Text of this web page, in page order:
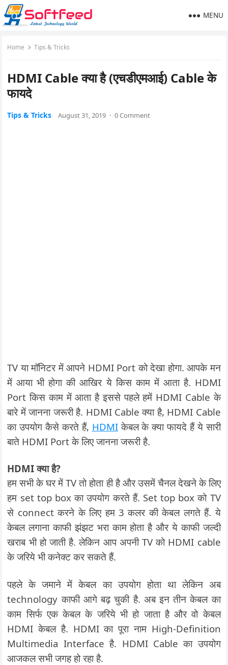
MENU
Home Tips & Tricks
HDMI Cable क्या है (एचडीएमआई) Cable के
फायदे
Tips & Tricks August 31, 2019 · 0 Comment
TV या मॉनिटर में आपने HDMI Port को देखा होगा. आपके मन
में आया भी होगा की आखिर ये किस काम में आता है. HDMI
Port किस काम में आता है इससे पहले हमें HDMI Cable के
बारे में जानना जरूरी है. HDMI Cable क्या है, HDMI Cable
का उपयोग कैसे करते हैं, HDMIकेबल के क्या फायदे हैं ये सारी
बाते HDMI Port के लिए जानना जरूरी है.
HDMI क्या है?
हम सभी के घर में TV तो होता ही है और उसमें चैनल देखने के लिए
हम set top box का उपयोग करते हैं. Set top box को TV
से connect करने के लिए हम 3 कलर की केबल लगते हैं. ये
केबल लगाना काफी झंझट भरा काम होता है और ये काफी जल्दी
खराब भी हो जाती है. लेकिन आप अपनी TV को HDMI cable
के जरिये भी कनेक्ट कर सकते हैं.
पहले के जमाने में केबल का उपयोग होता था लेकिन अब
technology काफी आगे बढ़ चुकी है. अब इन तीन केबल का
काम सिर्फ एक केबल के जरिये भी हो जाता है और वो केबल
HDMI केबल है. HDMI का पूरा नाम High-Definition
Multimedia Interface है. HDMI Cable का उपयोग
आजकल सभी जगह हो रहा है.